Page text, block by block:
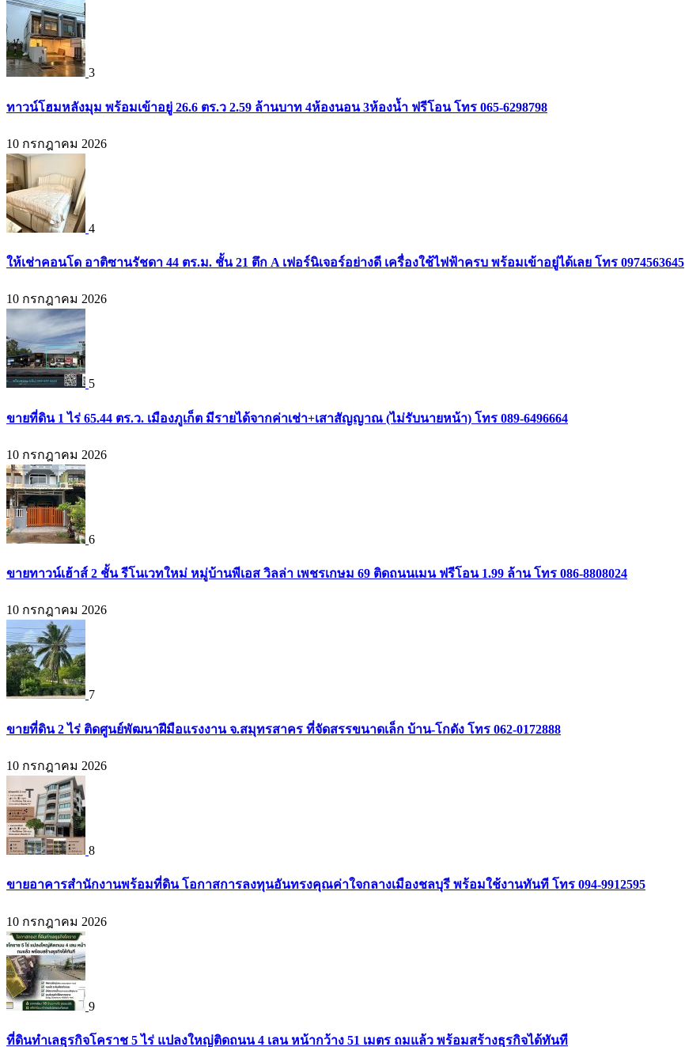
3
ทาวน์โฮมหลังมุม พร้อมเข้าอยู่ 26.6 ตร.ว 2.59 ล้านบาท 4ห้องนอน 3ห้องน้ำ ฟรีโอน โทร 065-6298798
10 กรกฎาคม 2026
4
ให้เช่าคอนโด อาติซานรัชดา 44 ตร.ม. ชั้น 21 ตึก A เฟอร์นิเจอร์อย่างดี เครื่องใช้ไฟฟ้าครบ พร้อมเข้าอยู่ได้เลย โทร 0974563645
10 กรกฎาคม 2026
5
ขายที่ดิน 1 ไร่ 65.44 ตร.ว. เมืองภูเก็ต มีรายได้จากค่าเช่า+เสาสัญญาณ (ไม่รับนายหน้า) โทร 089-6496664
10 กรกฎาคม 2026
6
ขายทาวน์เฮ้าส์ 2 ชั้น รีโนเวทใหม่ หมู่บ้านพีเอส วิลล่า เพชรเกษม 69 ติดถนนเมน ฟรีโอน 1.99 ล้าน โทร 086-8808024
10 กรกฎาคม 2026
7
ขายที่ดิน 2 ไร่ ติดศูนย์พัฒนาฝีมือแรงงาน จ.สมุทรสาคร ที่จัดสรรขนาดเล็ก บ้าน-โกดัง โทร 062-0172888
10 กรกฎาคม 2026
8
ขายอาคารสำนักงานพร้อมที่ดิน โอกาสการลงทุนอันทรงคุณค่าใจกลางเมืองชลบุรี พร้อมใช้งานทันที โทร 094-9912595
10 กรกฎาคม 2026
9
ที่ดินทำเลธุรกิจโคราช 5 ไร่ แปลงใหญ่ติดถนน 4 เลน หน้ากว้าง 51 เมตร ถมแล้ว พร้อมสร้างธุรกิจได้ทันที